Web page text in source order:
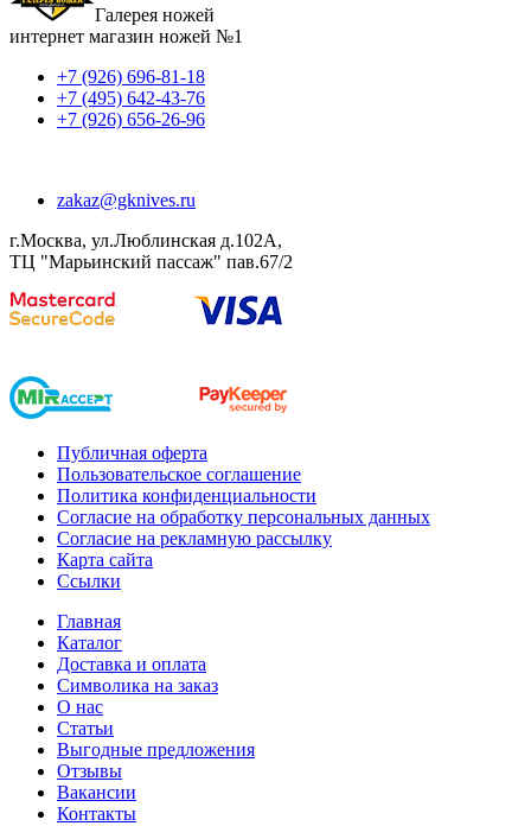
Галерея ножей
интернет магазин ножей №1
+7 (926) 696-81-18
+7 (495) 642-43-76
+7 (926) 656-26-96
zakaz@gknives.ru
г.Москва, ул.Люблинская д.102А,
ТЦ "Марьинский пассаж" пав.67/2
Публичная оферта
Пользовательское соглашение
Политика конфиденциальности
Согласие на обработку персональных данных
Согласие на рекламную рассылку
Карта сайта
Ссылки
Главная
Каталог
Доставка и оплата
Символика на заказ
О нас
Статьи
Выгодные предложения
Отзывы
Вакансии
Контакты